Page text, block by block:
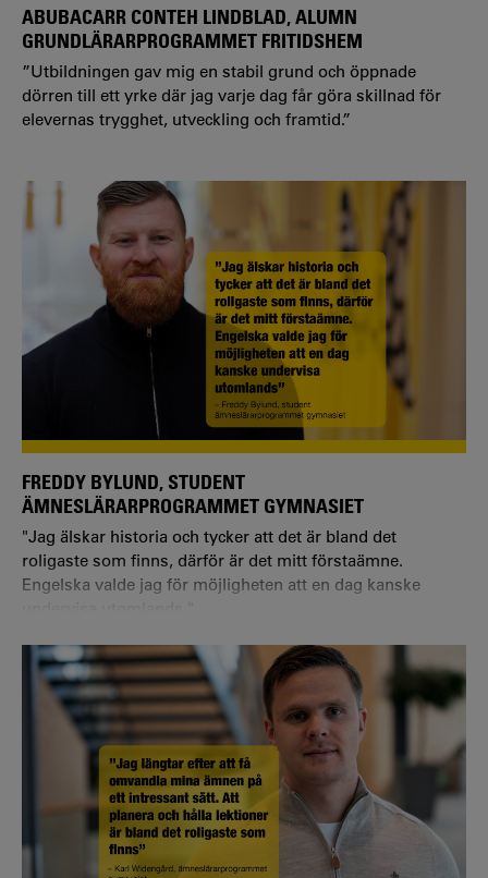
ABUBACARR CONTEH LINDBLAD, ALUMN
GRUNDLÄRARPROGRAMMET FRITIDSHEM
”Utbildningen gav mig en stabil grund och öppnade
dörren till ett yrke där jag varje dag får göra skillnad för
elevernas trygghet, utveckling och framtid.”
FREDDY BYLUND, STUDENT
ÄMNESLÄRARPROGRAMMET GYMNASIET
"Jag älskar historia och tycker att det är bland det
roligaste som finns, därför är det mitt förstaämne.
Engelska valde jag för möjligheten att en dag kanske
Vilken utbildning och inriktning läser du?
– Jag läser ämneslärarprogrammet med inriktning
historia och engelska.